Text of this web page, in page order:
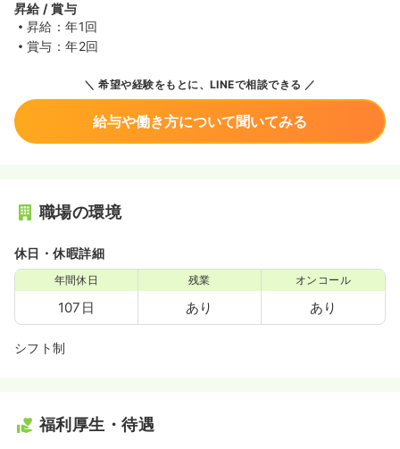
昇給 / 賞与
昇給：年1回
賞与：年2回
希望や経験をもとに、LINEで相談できる
給与や働き方について聞いてみる
職場の環境
休日・休暇詳細
年間休日
107日
残業
あり
オンコール
あり
シフト制
福利厚生・待遇